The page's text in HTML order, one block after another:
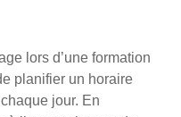
lors d’une formation
planifier un horaire
jour. En